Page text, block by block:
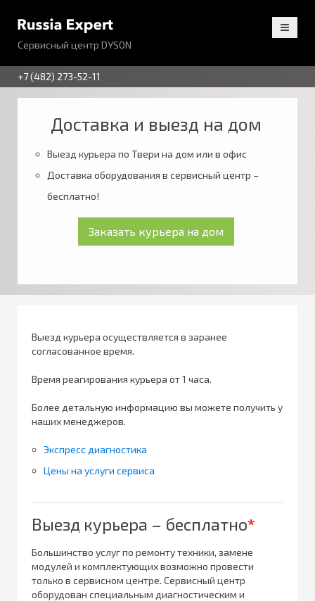
Сервисный центр DYSON
+7 (482) 273-52-11
Доставка и выезд на дом
Выезд курьера по Твери на дом или в офис
Доставка оборудования в сервисный центр –
бесплатно!
Выезд курьера осуществляется в заранее
согласованное время.
Время реагирования курьера от 1 часа.
Более детальную информацию вы можете получить у
наших менеджеров.
Экспресс диагностика
Цены на услуги сервиса
Выезд курьера – бесплатно*
Большинство услуг по ремонту техники, замене
модулей и комплектующих возможно провести
только в сервисном центре. Сервисный центр
оборудован специальным диагностическим и